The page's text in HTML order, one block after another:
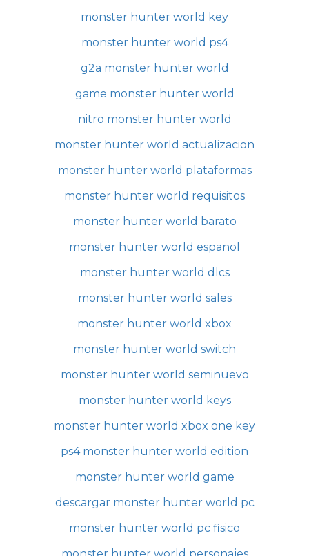
monster hunter world key
monster hunter world ps4
g2a monster hunter world
game monster hunter world
nitro monster hunter world
monster hunter world actualizacion
monster hunter world plataformas
monster hunter world requisitos
monster hunter world barato
monster hunter world espanol
monster hunter world dlcs
monster hunter world sales
monster hunter world xbox
monster hunter world switch
monster hunter world seminuevo
monster hunter world keys
monster hunter world xbox one key
ps4 monster hunter world edition
monster hunter world game
descargar monster hunter world pc
monster hunter world pc fisico
monster hunter world personajes